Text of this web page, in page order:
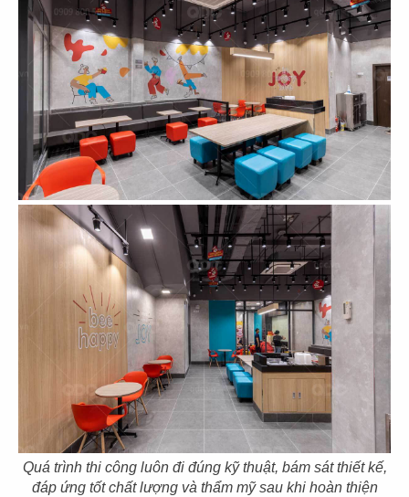
Quá trình thi công luôn đi đúng kỹ thuật, bám sát thiết kế,
đáp ứng tốt chất lượng và thẩm mỹ sau khi hoàn thiện
127
LIÊN HOA BAKERY
CN Đà Lạt
128
MCQ FOODCOURT
CN Mirrabooka, Australia
129
FLORA HAVEN
CN San Jose - USA
130
HIRO SUSHI
CN Bến Tre
131
TOWA SUSHI
CN Long Xuyên
132
TOSHIRO
CN Tân Quy - Q.7